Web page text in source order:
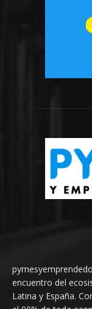
encuentro del
Latina y España.